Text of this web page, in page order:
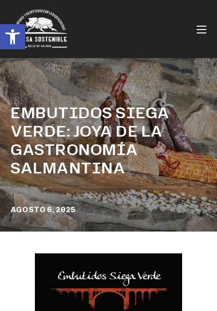
Abrir barra de herramientas
EMBUTIDOS SIEGA
VERDE: JOYA DE LA
GASTRONOMÍA
SALMANTINA
AGOSTO 6, 2025